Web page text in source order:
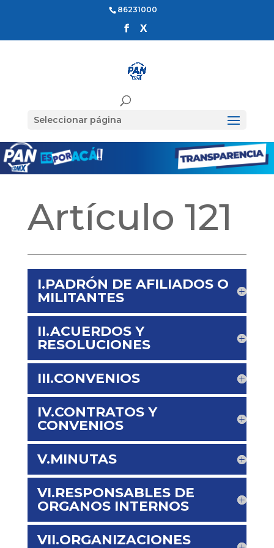
86231000
Seleccionar página
Artículo 121
I.PADRÓN DE AFILIADOS O
MILITANTES
II.ACUERDOS Y
RESOLUCIONES
III.CONVENIOS
IV.CONTRATOS Y
CONVENIOS
V.MINUTAS
VI.RESPONSABLES DE
ORGANOS INTERNOS
VII.ORGANIZACIONES